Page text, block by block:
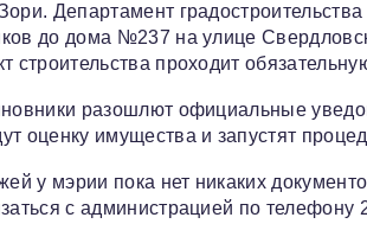
Департамент
до дома №237 на улице
строительства проходит
разошлют официальные
оценку имущества и запустят
у мэрии пока нет никаких
с администрацией по телефону